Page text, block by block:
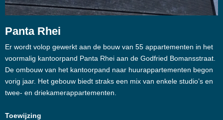
Panta Rhei
Er wordt volop gewerkt aan de bouw van 55 appartementen in het
voormalig kantoorpand Panta Rhei aan de Godfried Bomansstraat.
De ombouw van het kantoorpand naar huurappartementen begon
vorig jaar. Het gebouw biedt straks een mix van enkele studio’s en
twee- en driekamerappartementen.
Toewijzing